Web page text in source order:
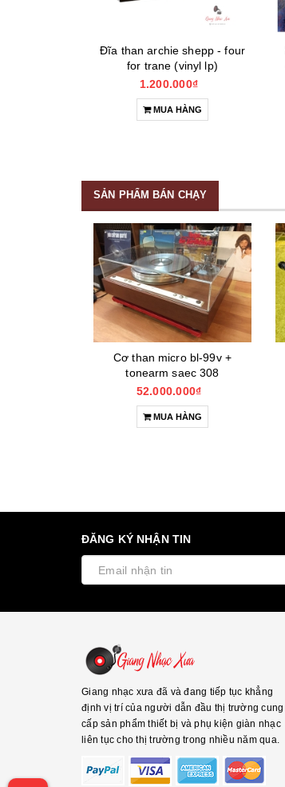
Đĩa than archie shepp - four
for trane (vinyl lp)
1.200.000₫
MUA HÀNG
SẢN PHẨM BÁN CHẠY
Cơ than micro bl-99v +
tonearm saec 308
52.000.000₫
MUA HÀNG
ĐĂNG KÝ NHẬN TIN
Giang nhạc xưa đã và đang tiếp tục khẳng
định vị trí của người dẫn đầu thị trường cung
cấp sản phẩm thiết bị và phụ kiện giàn nhạc
liên tục cho thị trường trong nhiều năm qua.